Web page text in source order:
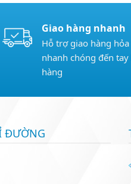
Giao hàng nhanh
Hỗ trợ giao hàng hỏa
nhanh chóng đến tay
hàng
ĐƯỜNG